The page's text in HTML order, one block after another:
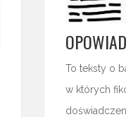
To teksty o
w których